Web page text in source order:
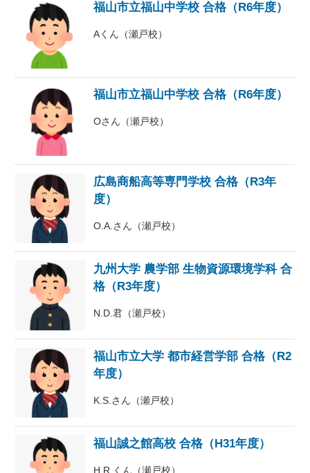
福山市立福山中学校 合格（R6年度）
Aくん（瀬戸校）
福山市立福山中学校 合格（R6年度）
Oさん（瀬戸校）
広島商船高等専門学校 合格（R3年
度）
O.A.さん（瀬戸校）
九州大学 農学部 生物資源環境学科 合
格（R3年度）
N.D.君（瀬戸校）
福山市立大学 都市経営学部 合格（R2
年度）
K.S.さん（瀬戸校）
福山誠之館高校 合格（H31年度）
H.R.くん（瀬戸校）